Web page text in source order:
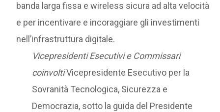
banda larga fissa e wireless sicura ad alta velocità
e per incentivare e incoraggiare gli investimenti
nell’infrastruttura digitale.
Vicepresidenti Esecutivi e Commissari
coinvoltiVicepresidente Esecutivo per la
Sovranità Tecnologica, Sicurezza e
Democrazia, sotto la guida del Presidente